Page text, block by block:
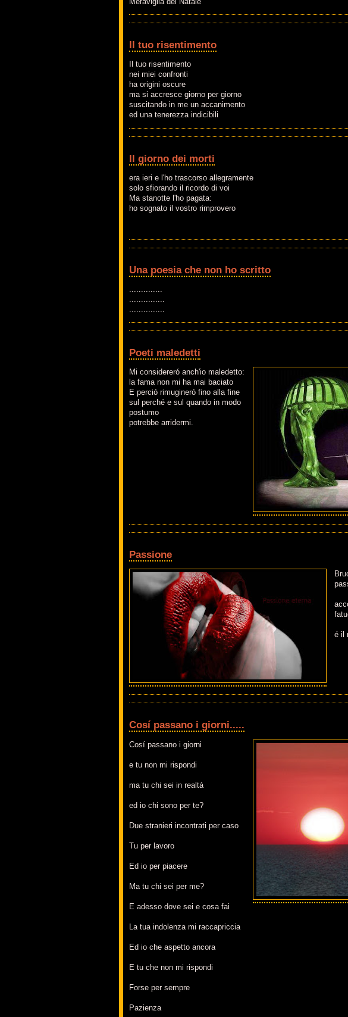
Il tuo risentimento
Il tuo risentimento
nei miei confronti
ha origini oscure
ma si accresce giorno per giorno
suscitando in me un accanimento
ed una tenerezza indicibili
Il giorno dei morti
era ieri e l'ho trascorso allegramente
solo sfiorando il ricordo di voi
Ma stanotte l'ho pagata:
ho sognato il vostro rimprovero
Una poesia che non ho scritto
Poeti maledetti
Mi considereró anch'io maledetto:
la fama non mi ha mai baciato
E perció rimugineró fino alla fine
sul perché e sul quando in modo
postumo
potrebbe arridermi.
Passione
é il
Cosí passano i giorni.....
Cosí passano i giorni
e tu non mi rispondi
ma tu chi sei in realtá
ed io chi sono per te?
Due stranieri incontrati per caso
Tu per lavoro
Ed io per piacere
Ma tu chi sei per me?
E adesso dove sei e cosa fai
La tua indolenza mi raccapriccia
Ed io che aspetto ancora
E tu che non mi rispondi
Forse per sempre
Pazienza